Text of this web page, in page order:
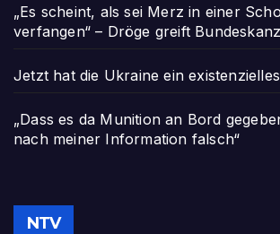
„Es scheint, als sei Merz in einer
verfangen“ – Dröge greift
Jetzt hat die Ukraine ein
„Dass es da Munition an Bord
nach meiner Information falsch“
NTV